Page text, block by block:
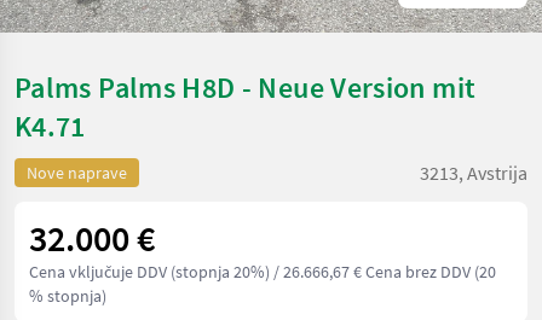
Palms Palms H8D - Neue Version mit
K4.71
Nove naprave 3213, Avstrija
32.000 €
Cena vključuje DDV (stopnja 20%) / 26.666,67 € Cena brez DDV (20
% stopnja)